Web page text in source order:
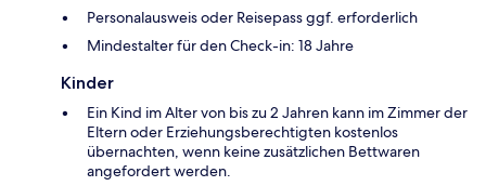
Personalausweis oder Reisepass ggf. erforderlich
Mindestalter für den Check-in: 18 Jahre
Kinder
Ein Kind im Alter von bis zu 2 Jahren kann im Zimmer der
Eltern oder Erziehungsberechtigten kostenlos
übernachten, wenn keine zusätzlichen Bettwaren
angefordert werden.